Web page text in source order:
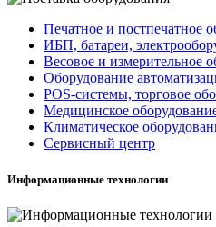
Печатное и постпечатное
ИБП, батареи,
Весовое и измерительное
Оборудование
POS-системы, торговое
Медицинское
Климатическое
Сервисный центр
Информационные технологии